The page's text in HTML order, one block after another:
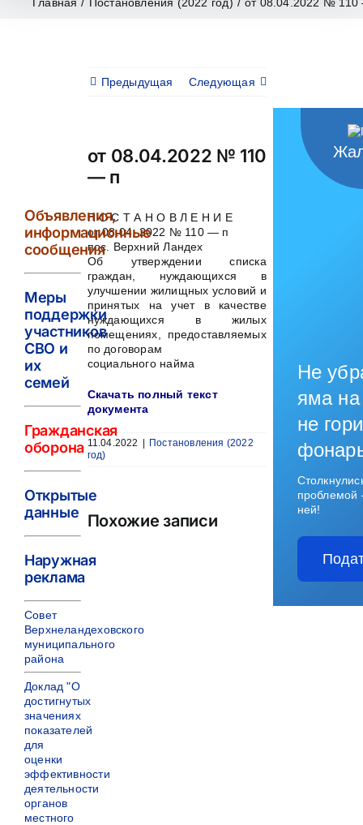
Предыдущая Следующая
от 08.04.2022 № 110
— п
П О С Т А Н О В Л Е Н И Е
от 08.04. 2022 № 110 — п
пос. Верхний Ландех
Об утверждении списка
граждан, нуждающихся в
улучшении жилищных условий и
принятых на учет в качестве
нуждающихся в жилых
помещениях, предоставляемых
по договорам
социального найма
Скачать полный текст
документа
11.04.2022
Постановления (2022
год)
Похожие записи
Объявления,
информационные
сообщения
Меры
поддержки
участников
СВО и
их
семей
Гражданская
оборона
Открытые
данные
Наружная
реклама
Совет
Верхнеландеховского
муниципального
района
Доклад "О
достигнутых
значениях
показателей
для
оценки
эффективности
деятельности
органов
местного
Не
яма на
не
ней!